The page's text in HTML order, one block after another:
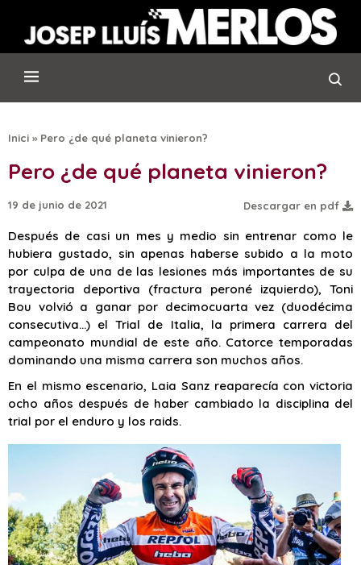
Inici » Pero ¿de qué planeta vinieron?
Pero ¿de qué planeta vinieron?
19 de junio de 2021 Descargar en pdf
Después de casi un mes y medio sin entrenar como le
hubiera gustado, sin apenas haberse subido a la moto
por culpa de una de las lesiones más importantes de su
trayectoria deportiva (fractura peroné izquierdo), Toni
Bou volvió a ganar por decimocuarta vez (duodécima
consecutiva…) el Trial de Italia, la primera carrera del
campeonato mundial de este año. Catorce temporadas
dominando una misma carrera son muchos años.
En el mismo escenario, Laia Sanz reaparecía con victoria
ocho años después de haber cambiado la disciplina del
trial por el enduro y los raids.